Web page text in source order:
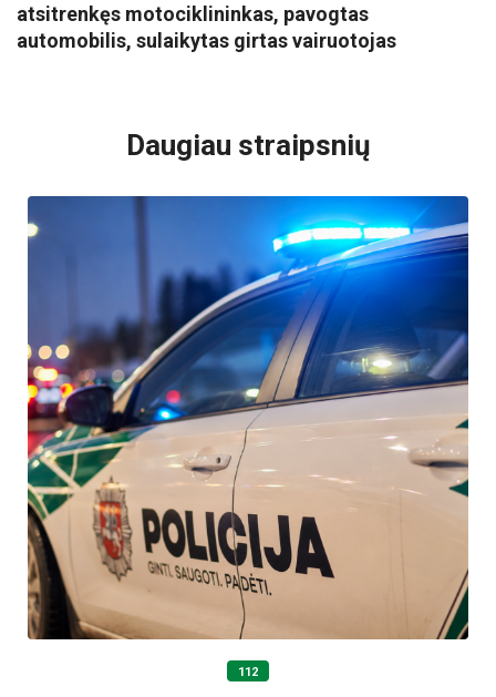
atsitrenkęs motociklininkas, pavogtas
automobilis, sulaikytas girtas vairuotojas
Daugiau straipsnių
112